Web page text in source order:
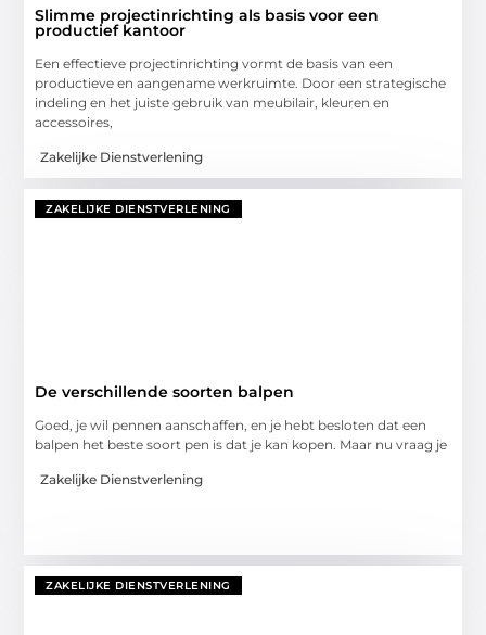
Slimme projectinrichting als basis voor een
productief kantoor
Een effectieve projectinrichting vormt de basis van een
productieve en aangename werkruimte. Door een strategische
indeling en het juiste gebruik van meubilair, kleuren en
accessoires,
Zakelijke Dienstverlening
ZAKELIJKE DIENSTVERLENING
De verschillende soorten balpen
Goed, je wil pennen aanschaffen, en je hebt besloten dat een
balpen het beste soort pen is dat je kan kopen. Maar nu vraag je
Zakelijke Dienstverlening
ZAKELIJKE DIENSTVERLENING